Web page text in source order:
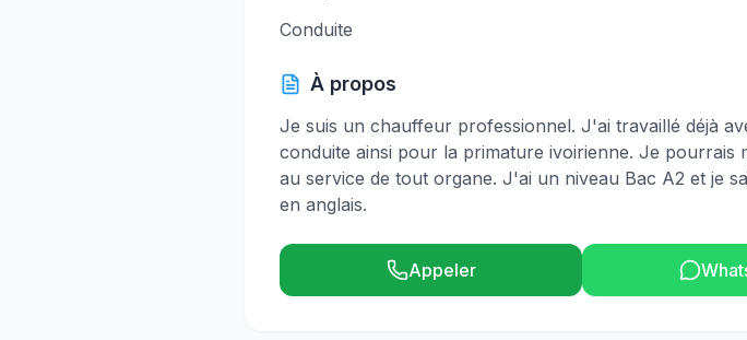
Conduite
À propos
Je suis un chauffeur professionnel. J'ai travaillé déjà
conduite ainsi pour la primature ivoirienne. Je
au service de tout organe. J'ai un niveau Bac A2 et je
en anglais.
Appeler